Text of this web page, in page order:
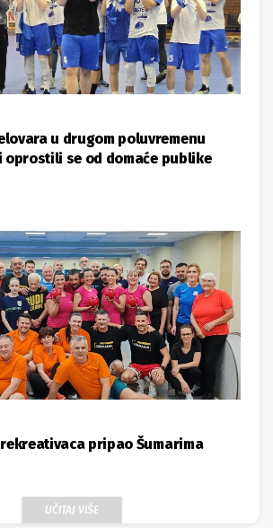
u drugom poluvremenu
oprostili se od domaće publike
pripao Šumarima
UČITAJ VIŠE